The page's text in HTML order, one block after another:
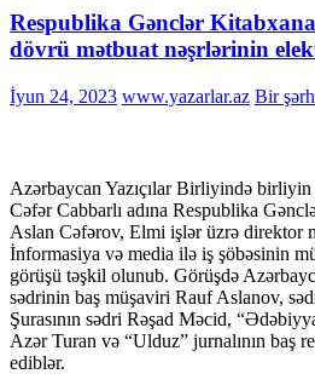
Respublika Gənclər
dövrü mətbuat nəşrlərinin
İyun 24, 2023 www.yazarlar.az Bir
Azərbaycan Yazıçılar Birliyində
Cəfər Cabbarlı adına Respublika
Aslan Cəfərov, Elmi işlər üzrə direktor
İnformasiya və media ilə iş şöbəsinin
görüşü təşkil olunub. Görüşdə
sədrinin baş müşaviri Rauf Aslanov,
Şurasının sədri Rəşad Məcid,
Azər Turan və “Ulduz” jurnalının baş
ediblər.